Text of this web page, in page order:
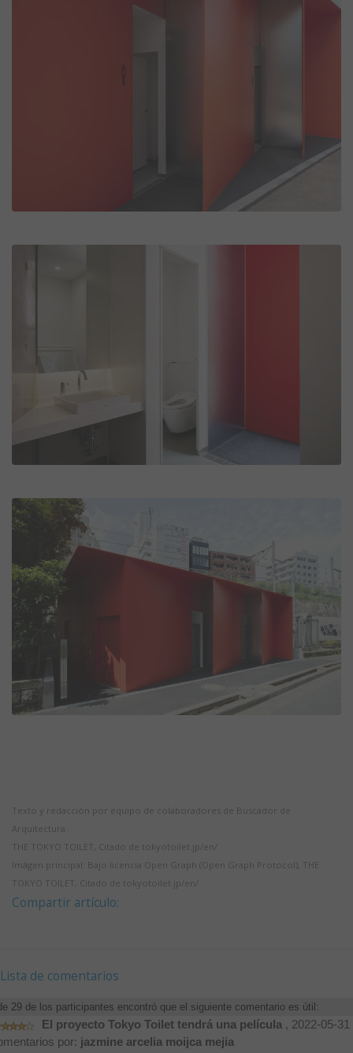
Texto y redacción por equipo de colaboradores de Buscador de
Arquitectura.
THE TOKYO TOILET, Citado de tokyotoilet.jp/en/
Imágen principal: Bajo licencia Open Graph (Open Graph Protocol), THE
TOKYO TOILET, Citado de tokyotoilet.jp/en/
Compartir artículo:
Lista de comentarios
29 de los participantes encontró que el siguiente comentario es útil:
El proyecto Tokyo Toilet tendrá una película , 2022-05-31
por: jazmine arcelia moijca mejia